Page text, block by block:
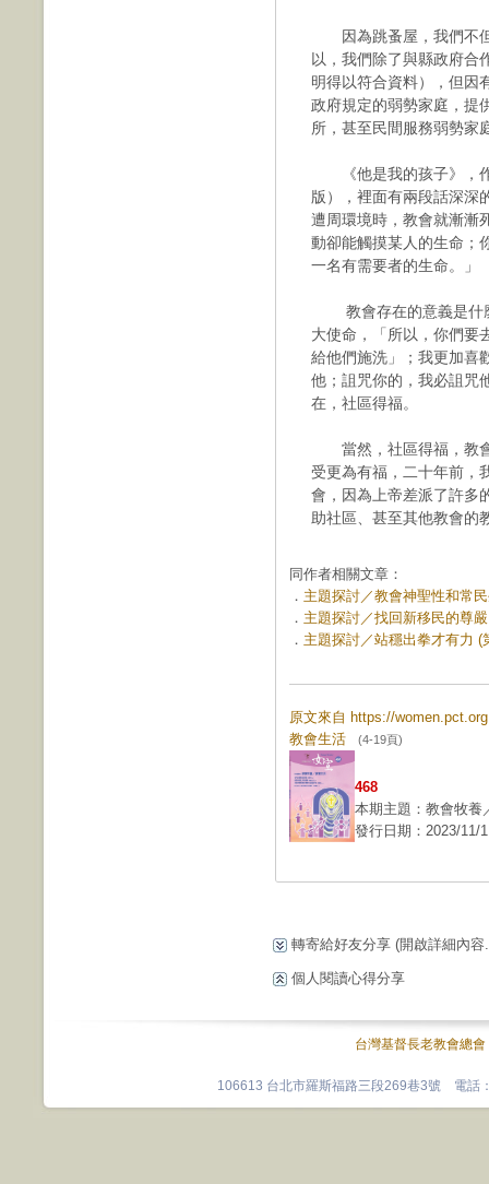
因為跳蚤屋，我們不但
以，我們除了與縣政府合
明得以符合資料），但因
政府規定的弱勢家庭，提
所，甚至民間服務弱勢家
《他是我的孩子》，作
版），裡面有兩段話深深
遭周環境時，教會就漸漸
動卻能觸摸某人的生命；
一名有需要者的生命。」
教會存在的意義是什麼
大使命，「所以，你們要
給他們施洗」；我更加喜
他；詛咒你的，我必詛咒
在，社區得福。
當然，社區得福，教會
受更為有福，二十年前，
會，因為上帝差派了許多
助社區、甚至其他教會的
同作者相關文章：
． 主題探討／教會神聖性和常
． 主題探討／找回新移民的尊
． 主題探討／站穩出拳才有力 (
原文來自 https://
教會生活 (4-19頁)
468
本期主題：教會牧養
發行日期：2023/11/1
轉寄給好友分享 (開啟詳細內容
個人閱讀心得分享
台灣基督長老教會總會
106613 台北市羅斯福路三段269巷3號 電